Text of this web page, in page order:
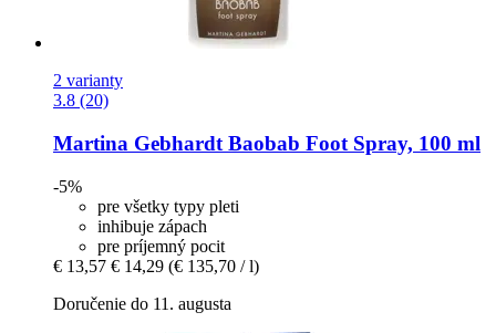
2 varianty
3.8 (20)
Martina Gebhardt Baobab Foot Spray, 100 ml
-5%
pre všetky typy pleti
inhibuje zápach
pre príjemný pocit
€ 13,57 € 14,29 (€ 135,70 / l)
Doručenie do 11. augusta